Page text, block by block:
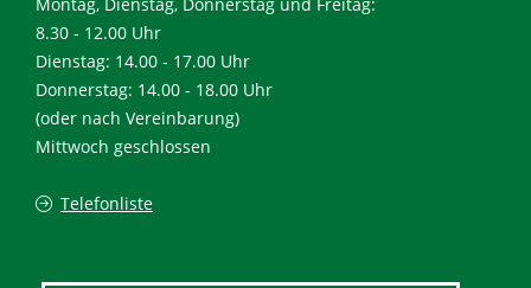
8.30 - 12.00 Uhr
Dienstag: 14.00 - 17.00 Uhr
Donnerstag: 14.00 - 18.00 Uhr
(oder nach Vereinbarung)
Mittwoch geschlossen
Telefonliste